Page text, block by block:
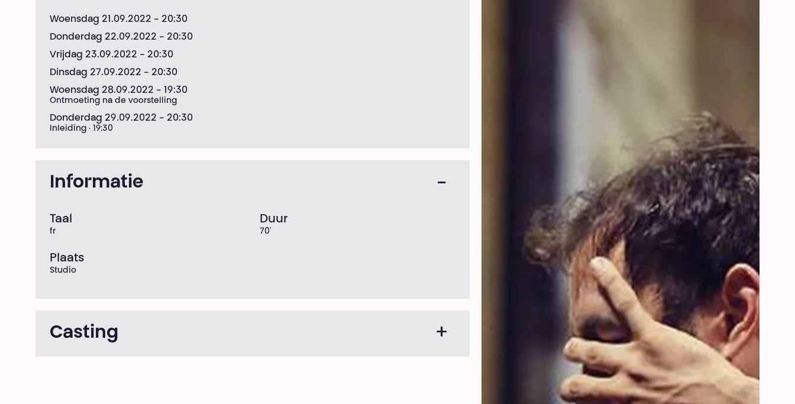
Woensdag 21.09.2022 - 20:30
Donderdag 22.09.2022 - 20:30
Vrijdag 23.09.2022 - 20:30
Dinsdag 27.09.2022 - 20:30
Woensdag 28.09.2022 - 19:30
Ontmoeting na de voorstelling
Donderdag 29.09.2022 - 20:30
Inleiding · 19:30
Informatie
Taal
fr
Duur
70'
Plaats
Studio
Casting